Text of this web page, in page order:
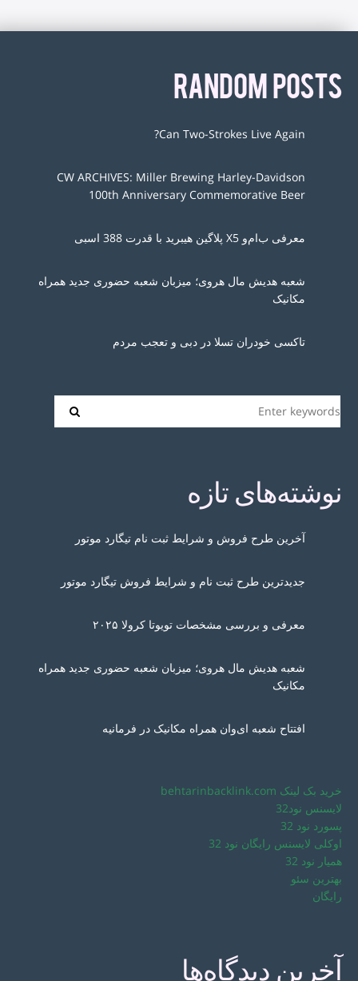
RANDOM POSTS
Can Two-Strokes Live Again?
CW ARCHIVES: Miller Brewing Harley-Davidson
100th Anniversary Commemorative Beer
معرفی ب‌ام‌و X5 پلاگین هیبرید با قدرت 388 اسبی
شعبه هدیش مال هروی؛ میزبان شعبه حضوری جدید همراه
مکانیک
تاکسی خودران تسلا در دبی و تعجب مردم
نوشته‌های تازه
آخرین طرح فروش و شرایط ثبت نام تیگارد موتور
جدیدترین طرح ثبت نام و شرایط فروش تیگارد موتور
معرفی و بررسی مشخصات تویوتا کرولا ۲۰۲۵
شعبه هدیش مال هروی؛ میزبان شعبه حضوری جدید همراه
مکانیک
افتتاح شعبه ای‌وان همراه مکانیک در فرمانیه
خرید بک لینک behtarinbacklink.com
لایسنس نود32
پسورد نود 32
اوکلی لایسنس رایگان نود 32
همیار نود 32
بهترین سئو
رایگان
آخرین دیدگاه‌ها